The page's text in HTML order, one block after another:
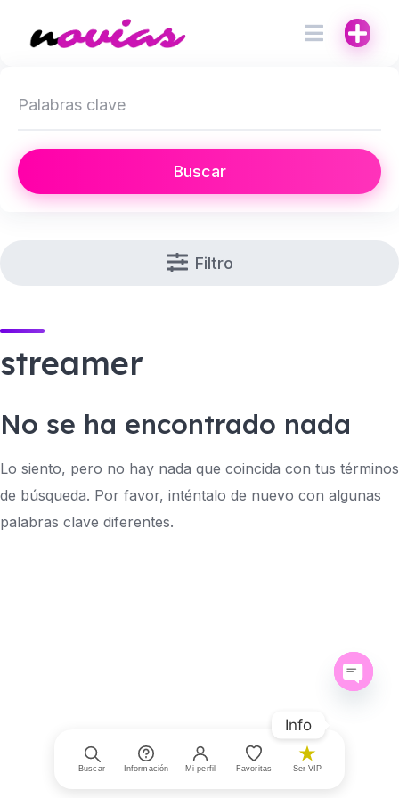
Buscar
Filtro
streamer
No se ha encontrado nada
Lo siento, pero no hay nada que coincida con tus términos
de búsqueda. Por favor, inténtalo de nuevo con algunas
palabras clave diferentes.
Buscar Información Mi perfil Favoritas Ser VIP
Info